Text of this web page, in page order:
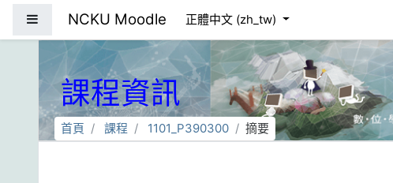
NCKU Moodle 正體中文 ‎(zh_tw)‎
課程資訊
首頁 課程 1101_P390300 摘要